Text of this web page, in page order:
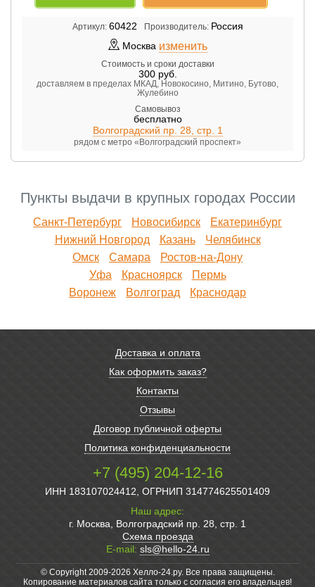
Артикул: 60422 Производитель: Россия
Москва изменить
Стоимость и сроки доставки
300руб.
доставляем в пределах МКАД, Новокосино, Митино, Бутово,
Жулебино
Самовывоз
бесплатно
Волгоградский пр. 28, стр. 1
рядом с метро «Волгоградский проспект»
Пункты выдачи в крупных городах России
Санкт-Петербург Новосибирск
Екатеринбург
Нижний Новгород
Казань
Челябинск
Омск
Самара
Ростов-на-Дону
Уфа
Красноярск
Пермь
Воронеж
Волгоград Краснодар
Доставка и оплата
Как оформить заказ?
Контакты
Отзывы
Договор публичной оферты
Политика конфиденциальности
+7 (495) 204-12-16
ИНН 183107024412, ОГРНИП 314774625501409
Наш адрес:
г. Москва, Волгоградский пр. 28, стр. 1
Схема проезда
E-mail: sls@hello-24.ru
© Copyright 2009-2026 Хелло-24.ру. Все права защищены.
Копирование материалов сайта только с согласия его владельцев!